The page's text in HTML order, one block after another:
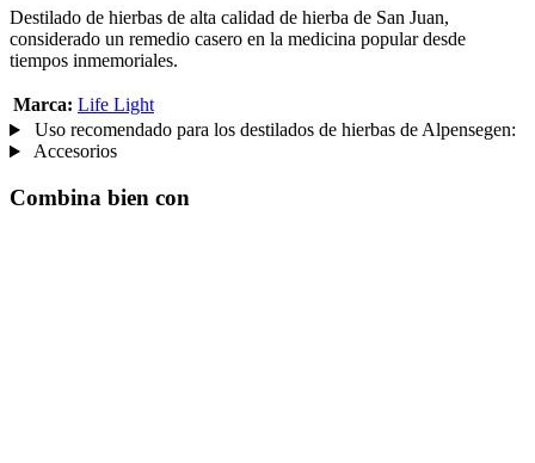
Destilado de hierbas de alta calidad de hierba de San Juan,
considerado un remedio casero en la medicina popular desde
tiempos inmemoriales.
Marca: Life Light
Uso recomendado para los destilados de hierbas de Alpensegen:
Accesorios
Combina bien con